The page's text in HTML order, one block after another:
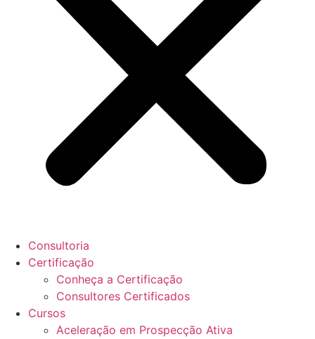
Consultoria
Certificação
Conheça a Certificação
Consultores Certificados
Cursos
Aceleração em Prospecção Ativa